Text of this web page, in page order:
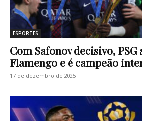
ESPORTES
Com Safonov decisivo, PSG
Flamengo e é campeão
17 de dezembro de 2025